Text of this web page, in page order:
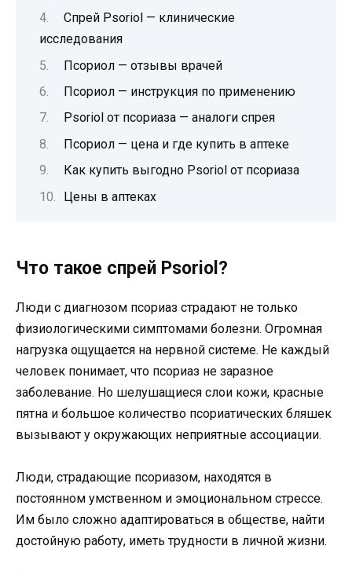
Спрей Psoriol — клинические
исследования
Псориол — отзывы врачей
Псориол — инструкция по применению
Psoriol от псориаза — аналоги спрея
Псориол — цена и где купить в аптеке
Как купить выгодно Psoriol от псориаза
Цены в аптеках
Что такое спрей Psoriol?
Люди с диагнозом псориаз страдают не только
физиологическими симптомами болезни. Огромная
нагрузка ощущается на нервной системе. Не каждый
человек понимает, что псориаз не заразное
заболевание. Но шелушащиеся слои кожи, красные
пятна и большое количество псориатических бляшек
вызывают у окружающих неприятные ассоциации.
Люди, страдающие псориазом, находятся в
постоянном умственном и эмоциональном стрессе.
Им было сложно адаптироваться в обществе, найти
достойную работу, иметь трудности в личной жизни.